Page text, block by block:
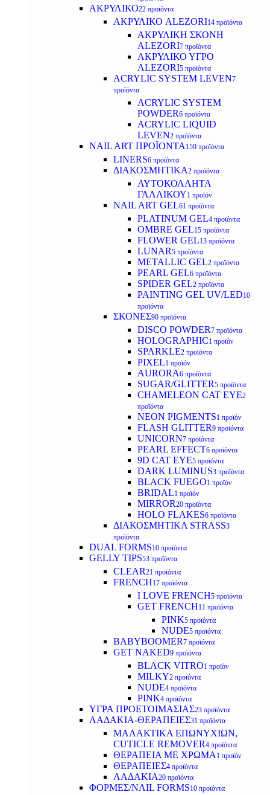
ΑΚΡΥΛΙΚΟ22 προϊόντα
ΑΚΡΥΛΙΚΟ ALEZORI14 προϊόντα
ΑΚΡΥΛΙΚΗ ΣΚΟΝΗ
ALEZORI7 προϊόντα
ΑΚΡΥΛΙΚΟ ΥΓΡΟ
ALEZORI5 προϊόντα
ACRYLIC SYSTEM LEVEN7
προϊόντα
ACRYLIC SYSTEM
POWDER6 προϊόντα
ACRYLIC LIQUID
LEVEN2 προϊόντα
NAIL ART ΠΡΟΪΟΝΤΑ 159 προϊόντα
LINERS6 προϊόντα
ΔΙΑΚΟΣΜΗΤΙΚΑ2 προϊόντα
ΑΥΤΟΚΟΛΛΗΤΑ
ΓΑΛΛΙΚΟΥ1 προϊόν
NAIL ART GEL61 προϊόντα
PLATINUM GEL4 προϊόντα
OMBRE GEL15 προϊόντα
FLOWER GEL13 προϊόντα
LUNAR5 προϊόντα
METALLIC GEL2 προϊόντα
PEARL GEL6 προϊόντα
SPIDER GEL2 προϊόντα
PAINTING GEL UV/LED10
προϊόντα
ΣΚΟΝΕΣ90 προϊόντα
DISCO POWDER7 προϊόντα
HOLOGRAPHIC1 προϊόν
SPARKLE2 προϊόντα
PIXEL1 προϊόν
AURORA6 προϊόντα
SUGAR/GLITTER5 προϊόντα
CHAMELEON CAT EYE2
προϊόντα
NEON PIGMENTS1 προϊόν
FLASH GLITTER9 προϊόντα
UNICORN7 προϊόντα
PEARL EFFECT6 προϊόντα
9D CAT EYE5 προϊόντα
DARK LUMINUS3 προϊόντα
BLACK FUEGO1 προϊόν
BRIDAL1 προϊόν
MIRROR20 προϊόντα
HOLO FLAKES6 προϊόντα
ΔΙΑΚΟΣΜΗΤΙΚΑ STRASS3
προϊόντα
DUAL FORMS10 προϊόντα
GELLY TIPS53 προϊόντα
CLEAR21 προϊόντα
FRENCH17 προϊόντα
I LOVE FRENCH5 προϊόντα
GET FRENCH11 προϊόντα
PINK5 προϊόντα
NUDE5 προϊόντα
BABYBOOMER7 προϊόντα
GET NAKED9 προϊόντα
BLACK VITRO1 προϊόν
MILKY2 προϊόντα
NUDE4 προϊόντα
PINK4 προϊόντα
ΥΓΡΑ ΠΡΟΕΤΟΙΜΑΣΙΑΣ23 προϊόντα
ΛΑΔΑΚΙΑ-ΘΕΡΑΠΕΙΕΣ31 προϊόντα
ΜΑΛΑΚΤΙΚΑ ΕΠΩΝΥΧΙΩΝ,
CUTICLE REMOVER4 προϊόντα
ΘΕΡΑΠΕΙΑ ΜΕ ΧΡΩΜΑ 1 προϊόν
ΘΕΡΑΠΕΙΕΣ4 προϊόντα
ΛΑΔΑΚΙΑ20 προϊόντα
ΦΟΡΜΕΣ/NAIL FORMS10 προϊόντα